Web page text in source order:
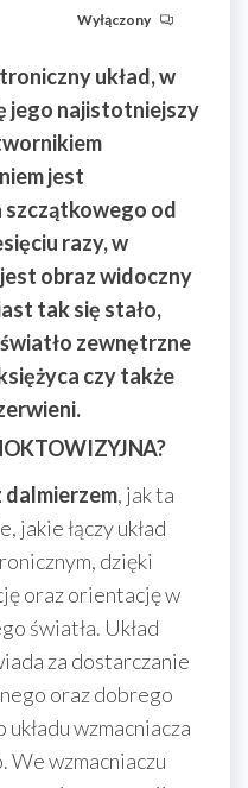
Wyłączony
układ, w
jego najistotniejszy
jest
szczątkowego od
razy, w
obraz widoczny
tak się stało,
zewnętrzne
czy także
, jak ta
jakie łączy układ
dzięki
oraz orientację w
światła. Układ
za dostarczanie
oraz dobrego
wzmacniacza
We wzmacniaczu